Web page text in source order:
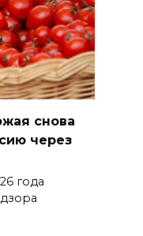
снова
через
года